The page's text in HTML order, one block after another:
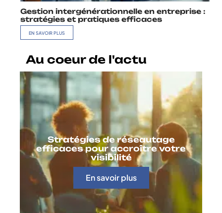
Gestion intergénérationnelle en entreprise :
stratégies et pratiques efficaces
EN SAVOIR PLUS
Au coeur de l'actu
Stratégies de réseautage
efficaces pour accroître votre
visibilité
En savoir plus